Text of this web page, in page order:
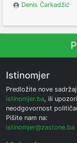
Denis Čarkadžić
Istinomjer
Predložite nove
istinomjer.ba, ili
neodgovornost
Pišite nam na:
istinomjer@zastone.ba